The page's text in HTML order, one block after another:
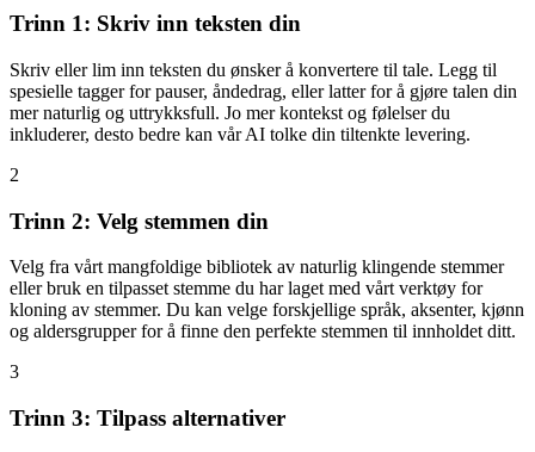
Trinn 1: Skriv inn teksten din
Skriv eller lim inn teksten du ønsker å konvertere til tale. Legg til
spesielle tagger for pauser, åndedrag, eller latter for å gjøre talen din
mer naturlig og uttrykksfull. Jo mer kontekst og følelser du
inkluderer, desto bedre kan vår AI tolke din tiltenkte levering.
2
Trinn 2: Velg stemmen din
Velg fra vårt mangfoldige bibliotek av naturlig klingende stemmer
eller bruk en tilpasset stemme du har laget med vårt verktøy for
kloning av stemmer. Du kan velge forskjellige språk, aksenter, kjønn
og aldersgrupper for å finne den perfekte stemmen til innholdet ditt.
3
Trinn 3: Tilpass alternativer